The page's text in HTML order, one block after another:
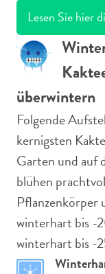
Lesen Sie hier
überwintern
Folgende
kernigsten
Garten und auf
blühen
Pflanzenkörper
winterhart bis -
winterhart bis -